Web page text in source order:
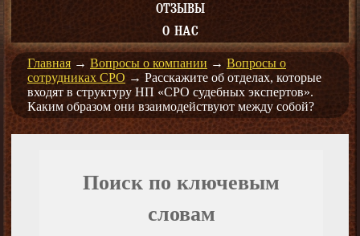
ОТЗЫВЫ
О НАС
Главная → Вопросы о компании → Вопросы о
сотрудниках СРО → Расскажите об отделах, которые
входят в структуру НП «СРО судебных экспертов».
Каким образом они взаимодействуют между собой?
Поиск по ключевым
словам